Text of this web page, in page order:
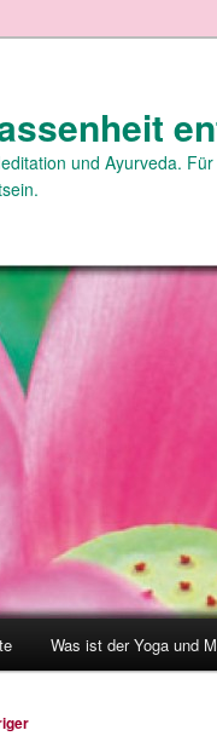
und Ayurveda.
Was ist der Yoga und